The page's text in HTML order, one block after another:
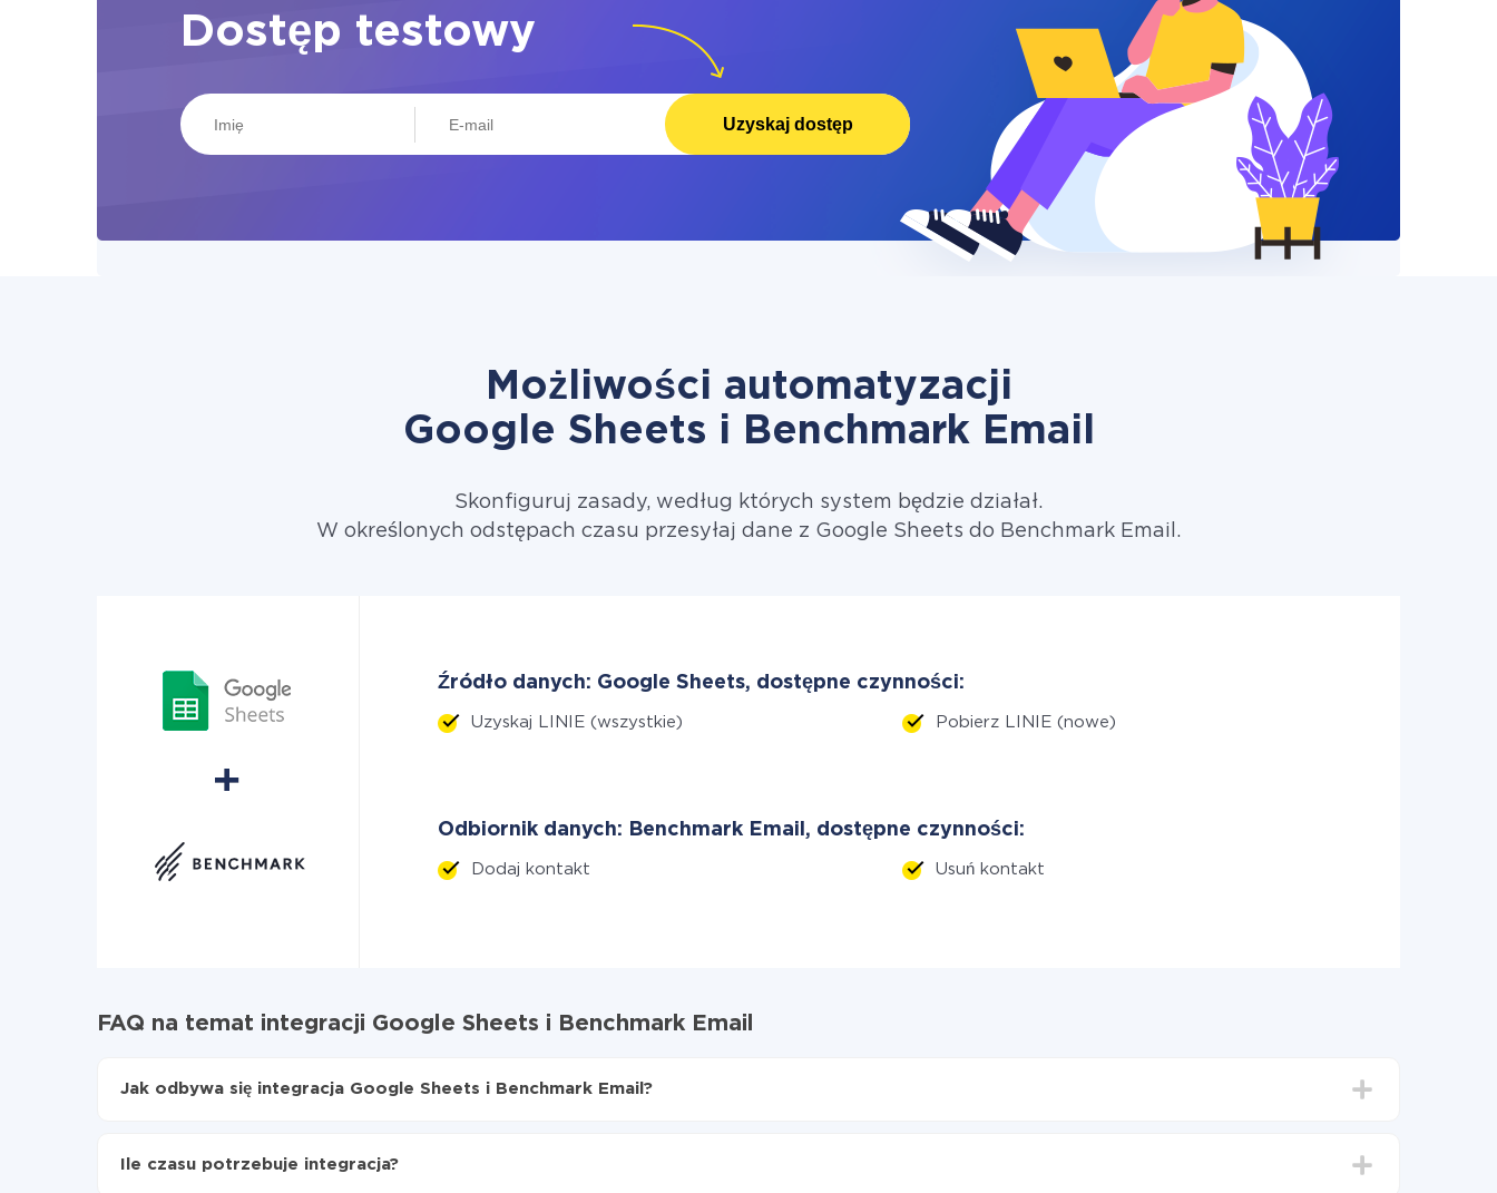
Dostęp testowy
Uzyskaj dostęp
Możliwości automatyzacji
Google Sheets i Benchmark Email
Skonfiguruj zasady, według których system będzie działał.
W określonych odstępach czasu przesyłaj dane z Google Sheets do Benchmark Email.
Źródło danych: Google Sheets, dostępne czynności:
Uzyskaj LINIE (wszystkie) Pobierz LINIE (nowe)
Odbiornik danych: Benchmark Email, dostępne czynności:
Dodaj kontakt Usuń kontakt
FAQ na temat integracji Google Sheets i Benchmark Email
Jak odbywa się integracja Google Sheets i Benchmark Email?
Włącz aktualizację
Ile czasu potrzebuje integracja?